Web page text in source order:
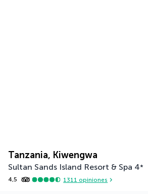
Tanzania, Kiwengwa
Sultan Sands Island Resort & Spa 4*
4,5 1311 opiniones